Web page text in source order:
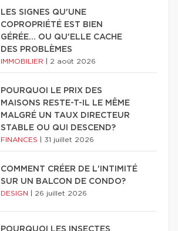
LES SIGNES QU'UNE
COPROPRIÉTÉ EST BIEN
GÉRÉE… OU QU'ELLE CACHE
DES PROBLÈMES
IMMOBILIER 2 août 2026
POURQUOI LE PRIX DES
MAISONS RESTE-T-IL LE MÊME
MALGRÉ UN TAUX DIRECTEUR
STABLE OU QUI DESCEND?
FINANCES 31 juillet 2026
COMMENT CRÉER DE L'INTIMITÉ
SUR UN BALCON DE CONDO?
DESIGN 26 juillet 2026
POURQUOI LES INSECTES